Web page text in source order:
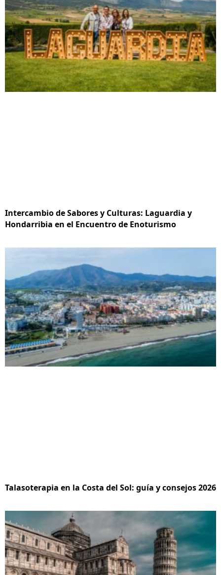
Intercambio de Sabores y Culturas: Laguardia y
Hondarribia en el Encuentro de Enoturismo
Talasoterapia en la Costa del Sol: guía y consejos 2026